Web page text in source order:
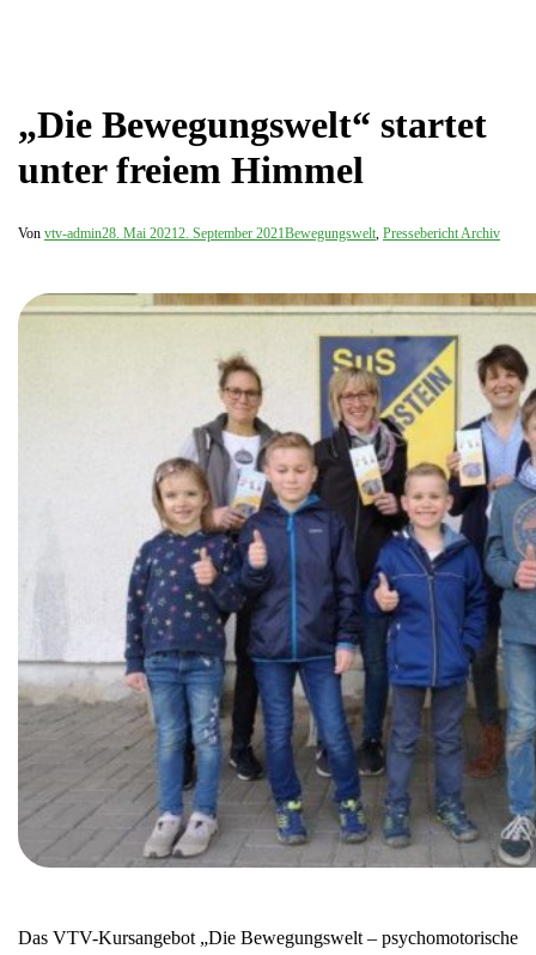
„Die Bewegungswelt“ startet
unter freiem Himmel
Von vtv-admin28. Mai 20212. September 2021Bewegungswelt, Pressebericht Archiv
Das VTV-Kursangebot „Die Bewegungswelt – psychomotorische